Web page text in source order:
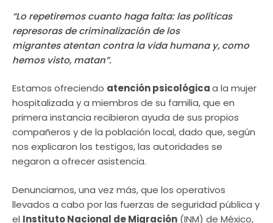
“Lo repetiremos cuanto haga falta: las políticas
represoras de criminalización de los
migrantes atentan contra la vida humana y, como
hemos visto, matan”.
Estamos ofreciendo atención psicológicaa la mujer
hospitalizada y a miembros de su familia, que en
primera instancia recibieron ayuda de sus propios
compañeros y de la población local, dado que, según
nos explicaron los testigos, las autoridades se
negaron a ofrecer asistencia.
Denunciamos, una vez más, que los operativos
llevados a cabo por las fuerzas de seguridad pública y
el Instituto Nacional de Migración (INM) de México,